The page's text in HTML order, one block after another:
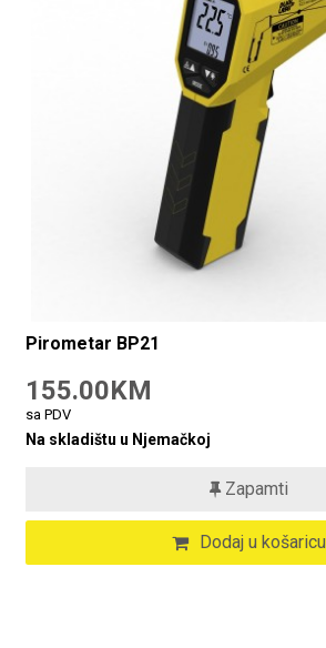
Pirometar BP21
155.00KM
sa PDV
Na skladištu u Njemačkoj
Zapamti
Dodaj u košaricu